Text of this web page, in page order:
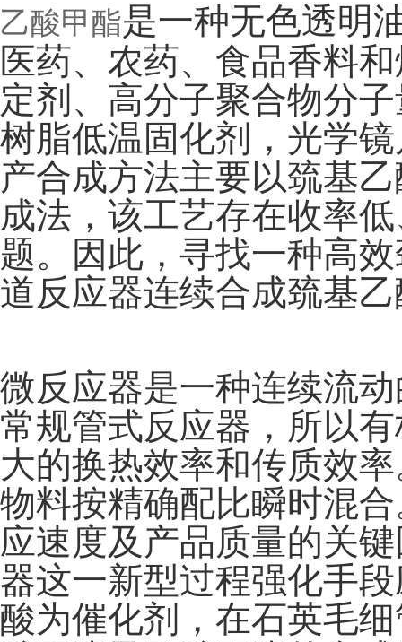
乙酸甲酯是一种无色透明
医药、农药、食品香料
定剂、高分子聚合物分
树脂低温固化剂，光学
产合成方法主要以巯基
成法，该工艺存在收率
题。因此，寻找一种高
道反应器连续合成巯基
微反应器是一种连续流
常规管式反应器，所以
大的换热效率和传质效
物料按精确配比瞬时混
应速度及产品质量的关
器这一新型过程强化手
酸为催化剂，在石英毛